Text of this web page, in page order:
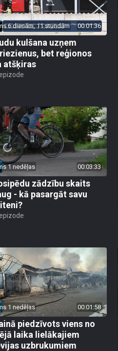
6 dienām, 11 stundām 00:01:36
kulšana uzņem
bet reģionos
atšķiras
1 nedēļas 00:03:33
zādzību skaits
- kā pasargāt savu
1 nedēļas 00:01:58
piedzīvots viens no
laika lielākajiem
uzbrukumiem